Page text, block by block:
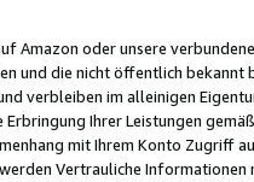
Amazon oder unsere
und die nicht öffentlich
verbleiben im alleinigen
Erbringung Ihrer Leistungen
mit Ihrem Konto
Vertrauliche